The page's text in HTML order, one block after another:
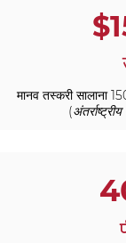
मानव तस्करी सालाना
(